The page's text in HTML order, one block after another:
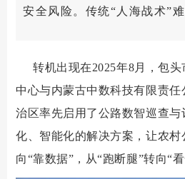
安全风险。传统“人海战术”难
转机出现在2025年8月，包
中心与内蒙古中数科技有限责
治区率先启用了公路数智巡查
化、智能化的解决方案，让农村
向“靠数据”，从“跑断腿”转向“看